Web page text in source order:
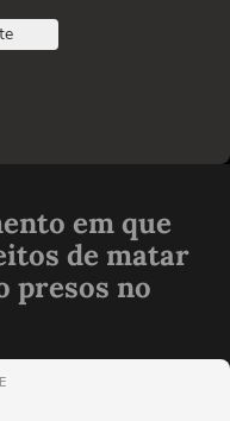
em que
de matar
presos no